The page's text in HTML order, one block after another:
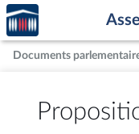
Aller au contenu
Aller en bas de la page
Accèder
à la
page
d'accueil
Documents